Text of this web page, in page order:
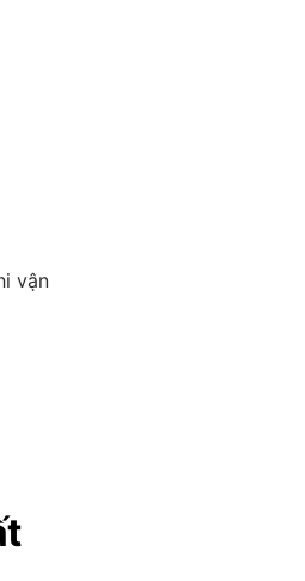
vận